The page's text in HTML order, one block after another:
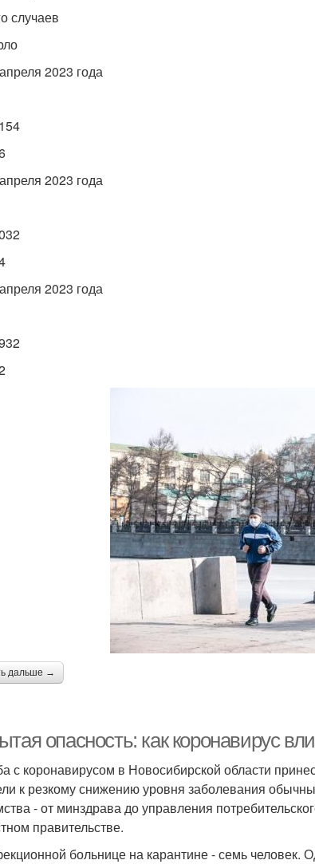
случаев
2023 года
2023 года
2023 года
дальше →
опасность: как коронавирус
с коронавирусом в Новосибирской области
к резкому снижению уровня заболевания
- от минздрава до управления
правительстве.
больнице на карантине - семь человек.